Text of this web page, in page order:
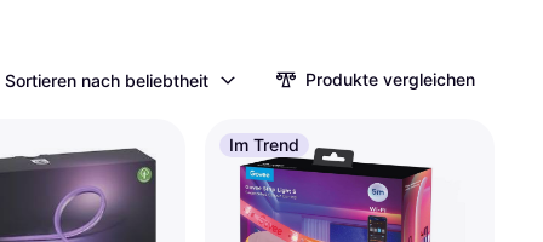
Sortieren nach beliebtheit Produkte vergleichen
Im Trend